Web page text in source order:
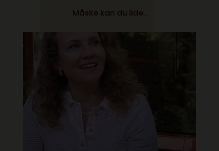
Måske kan du lide..